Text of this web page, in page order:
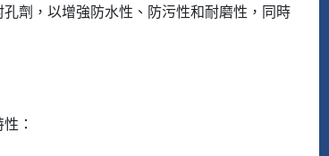
劑，以增強防水性、防污性和耐磨性，同時
：